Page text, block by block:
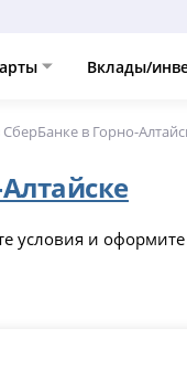
Вклады/
в Горно-
условия и